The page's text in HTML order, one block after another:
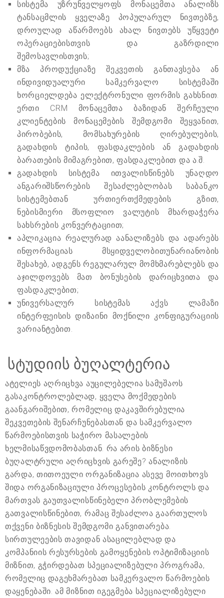
სისტემა უზრუნველყოფს მონაცემთა ანალიზს
ტანსაცმლის ყველაზე პოპულარულ ნივთებზე,
დროულად აწარმოებს ახალ ნივთებს უწყვეტი
ოპერაციებისთვის და გაზრდილი
შემოსავლისთვის;
მზა პროდუქციაზე შეკვეთის განთავსება ან
ინდივიდუალური სამკერვალო სისტემაში
ხორციელდება ელექტრონული ფორმის გახსნით.
ერთი CRM მონაცემთა ბაზიდან შერჩეული
კლიენტების მონაცემების შემდგომი შეყვანით,
პირობების, მომსახურების ღირებულების,
გადახდის ტიპის, ფასდაკლების ან გადახდის
ბარათების მიმაგრებით, ფასდაკლებით და ა.შ.
გადახდის სისტემა ითვალისწინებს უნაღდო
ანგარიშსწორების შესაძლებლობას საბანკო
სისტემებთან ურთიერთქმედების გზით,
ნებისმიერი მსოფლიო ვალუტის მხარდაჭერა
სახსრების კონვერტაციით;
აპლიკაცია რეალურად აანალიზებს და ადარებს
ინფორმაციას მსყიდველობითუნარიანობის
შესახებ, ადგენს რეგულარულ მომხმარებლებს და
აჯილდოვებს მათ ბონუსების დარიცხვითა და
ფასდაკლებით;
უნივერსალურ სისტემას აქვს ლამაზი
ინტერფეისის დიზაინი მოქნილი კონფიგურაციის
ვარიანტებით.
სტუდიის ბუღალტერია
ატელიეს აღრიცხვა აუცილებელია სამუშაოს
გასაკონტროლებლად, ყველა მოქმედების
გაანგარიშებით, რომელიც დაკავშირებულია
შეკვეთების შენარჩუნებასთან და სამკერვალო
წარმოებისთვის საჭირო მასალების
ხელმისაწვდომობასთან. რა არის ბიზნესი
ბუღალტრული აღრიცხვის გარეშე? ანალიზის
გარდა, თითოეული ორგანიზაცია ასევე მოითხოვს
შიდა ორგანიზაციული პროცესების კონტროლს და
მართვას გაუთვალისწინებელი პრობლემების
გათვალისწინებით, რამაც შესაძლოა გაართულოს
თქვენი ბიზნესის შემდგომი განვითარება.
სირთულეების თავიდან ასაცილებლად და
კომპანიის რესურსების გამოყენების ოპტიმიზაციის
მიზნით, გჭირდებათ სპეციალიზებული პროგრამა,
რომელიც დაგეხმარებათ სამკერვალო წარმოების
დაყენებაში. ამ მიზნით იგეგმება სპეციალიზებული